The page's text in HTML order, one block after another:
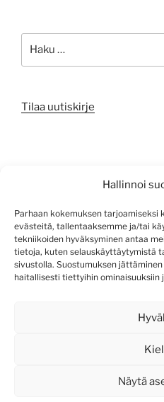
Hallinnoi
Parhaan kokemuksen
evästeitä, tallentaaksemme ja/tai
tekniikoiden hyväksyminen antaa
tietoja, kuten selauskäyttäytymistä
sivustolla. Suostumuksen
haitallisesti tiettyihin ominaisuuksiin
Näytä
Tilaa uutiskirje
Sisältösyöte
Kommenttisyöte